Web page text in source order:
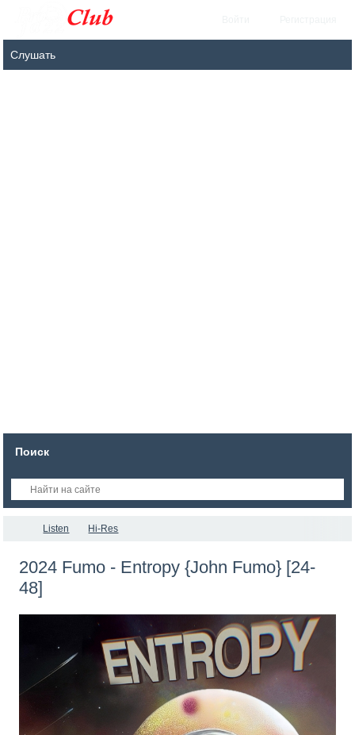
Поиск
Listen Hi-Res
2024 Fumo - Entropy {John Fumo} [24-
48]